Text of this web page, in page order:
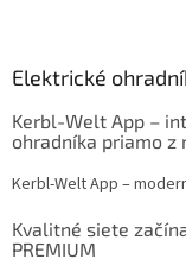
Elektrické
Kerbl-Welt App –
ohradníka priamo z
Kerbl-Welt App –
Kvalitné siete
PREMIUM